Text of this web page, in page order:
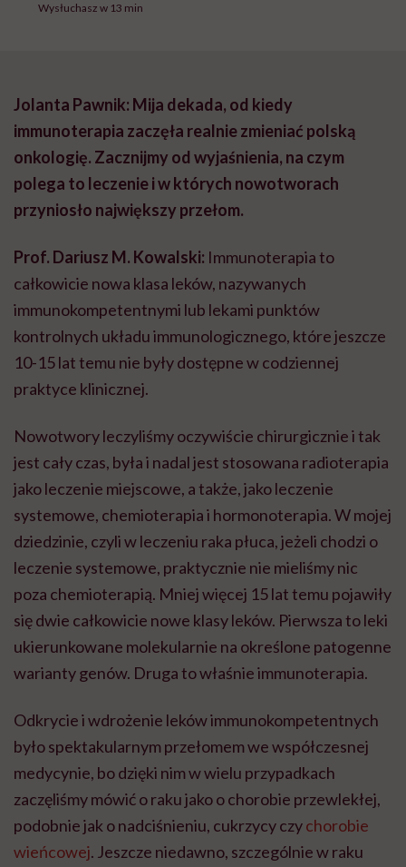
Wysłuchasz w 13 min
Jolanta Pawnik: Mija dekada, od kiedy
immunoterapia zaczęła realnie zmieniać polską
onkologię. Zacznijmy od wyjaśnienia, na czym
polega to leczenie i w których nowotworach
przyniosło największy przełom.
Prof. Dariusz M. Kowalski: Immunoterapia to
całkowicie nowa klasa leków, nazywanych
immunokompetentnymi lub lekami punktów
kontrolnych układu immunologicznego, które jeszcze
10-15 lat temu nie były dostępne w codziennej
praktyce klinicznej.
Nowotwory leczyliśmy oczywiście chirurgicznie i tak
jest cały czas, była i nadal jest stosowana radioterapia
jako leczenie miejscowe, a także, jako leczenie
systemowe, chemioterapia i hormonoterapia. W mojej
dziedzinie, czyli w leczeniu raka płuca, jeżeli chodzi o
leczenie systemowe, praktycznie nie mieliśmy nic
poza chemioterapią. Mniej więcej 15 lat temu pojawiły
się dwie całkowicie nowe klasy leków. Pierwsza to leki
ukierunkowane molekularnie na określone patogenne
warianty genów. Druga to właśnie immunoterapia.
Odkrycie i wdrożenie leków immunokompetentnych
było spektakularnym przełomem we współczesnej
medycynie, bo dzięki nim w wielu przypadkach
zaczęliśmy mówić o raku jako o chorobie przewlekłej,
podobnie jak o nadciśnieniu, cukrzycy czychorobie
wieńcowej. Jeszcze niedawno, szczególnie w raku